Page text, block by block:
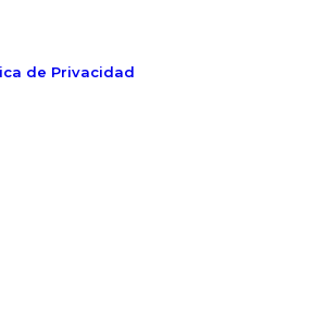
de Privacidad